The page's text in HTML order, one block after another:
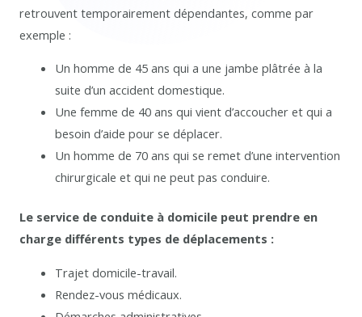
retrouvent temporairement dépendantes, comme par
exemple :
Un homme de 45 ans qui a une jambe plâtrée à la
suite d’un accident domestique.
Une femme de 40 ans qui vient d’accoucher et qui a
besoin d’aide pour se déplacer.
Un homme de 70 ans qui se remet d’une intervention
chirurgicale et qui ne peut pas conduire.
Le service de conduite à domicile peut prendre en
charge différents types de déplacements :
Trajet domicile-travail.
Rendez-vous médicaux.